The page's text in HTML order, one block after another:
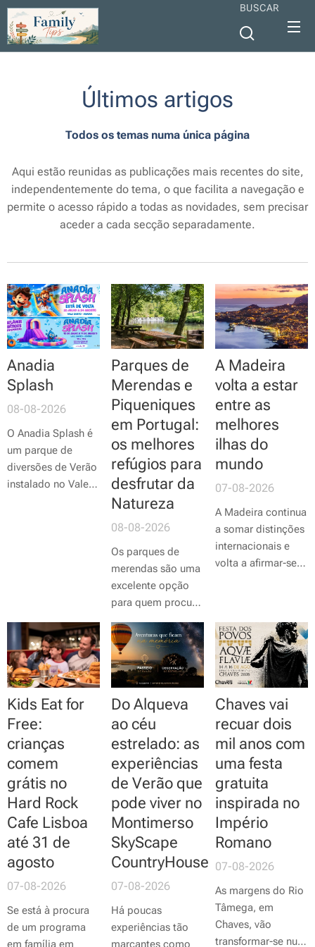
BUSCAR
Últimos artigos
Todos os temas numa única página
Aqui estão reunidas as publicações mais recentes do site,
independentemente do tema, o que facilita a navegação e
permite o acesso rápido a todas as novidades, sem precisar
aceder a cada secção separadamente.
Anadia
Splash
08-08-2026
O Anadia Splash é
um parque de
diversões de Verão
instalado no Vale
Município de
Anadia, o espaço
tem-se afirmado
como uma das
principais
propostas de lazer
da região durante
os meses mais
quentes,
proporcionando
momentos de
diversão...
Parques de
Merendas e
Piqueniques
em Portugal:
os melhores
refúgios para
desfrutar da
Natureza
08-08-2026
Os parques de
merendas são uma
excelente opção
para quem procura
desfrutar da
natureza, conviver
em família ou com
amigos e fazer
refeições ao ar
livre. Espalhados
por todo o País,
estes espaços
oferecem mesas,
bancos e áreas de
descanso
integradas em
ambientes naturais
ou urbanos.
A Madeira
volta a estar
entre as
melhores
ilhas do
mundo
07-08-2026
A Madeira continua
a somar distinções
internacionais e
volta a afirmar-se
para visitar. O
arquipélago foi
eleito a4ª melhor
ilha da Europae a
16ª melhor ilha do
nos
Travel
+ Leisure World's
Best Awards 2026 ,
um dos mais
prestigiados
rankings de
turismo a nível
mundial, elaborado
com base nas
votações...
Kids Eat for
Free:
crianças
comem
grátis no
Hard Rock
Cafe Lisboa
até 31 de
agosto
07-08-2026
Se está à procura
de um programa
em família em
Do Alqueva
ao céu
estrelado: as
experiências
de Verão que
pode viver no
Montimerso
SkyScape
CountryHouse
07-08-2026
Há poucas
experiências tão
marcantes como
Chaves vai
recuar dois
mil anos com
uma festa
gratuita
inspirada no
Império
Romano
07-08-2026
As margens do Rio
Tâmega, em
Chaves, vão
transformar-se num